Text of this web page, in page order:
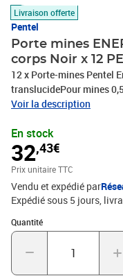
Livraison offerte
Pentel
Porte mines
corps Noir x 12
12 x Porte-mines Pentel
translucidePour mines
caoutchouc, PHOTOS
Voir la description
En stock
32,43€
Prix unitaire TTC
Vendu et expédié par
Expédié sous 5 jours
Quantité
Quantité : 1